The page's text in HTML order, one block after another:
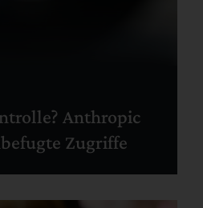
Anthropic
Zugriffe